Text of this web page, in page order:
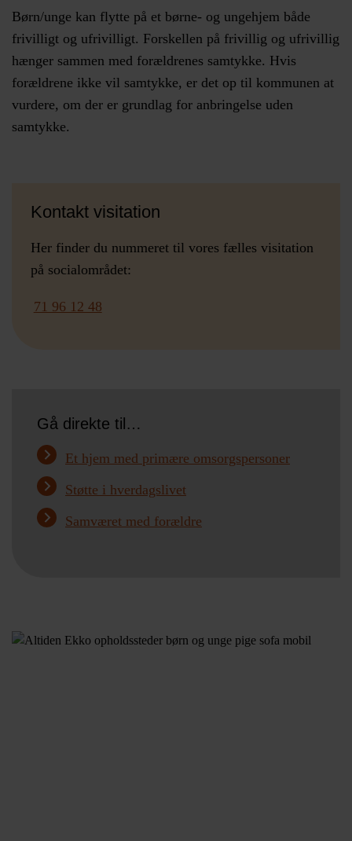
Børn/unge kan flytte på et børne- og ungehjem både
frivilligt og ufrivilligt. Forskellen på frivillig og ufrivillig
hænger sammen med forældrenes samtykke. Hvis
forældrene ikke vil samtykke, er det op til kommunen at
vurdere, om der er grundlag for anbringelse uden
samtykke.
Kontakt visitation
Her finder du nummeret til vores fælles visitation
på socialområdet:
71 96 12 48
Gå direkte til…
Et hjem med primære omsorgspersoner
Støtte i hverdagslivet
Samværet med forældre